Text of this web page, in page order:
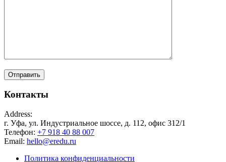
Контакты
Address:
г. Уфа, ул. Индустриальное шоссе, д. 112, офис 312/1
Телефон: +7 918 40 88 007
Email: hello@eredu.ru
Политика конфиденциальности